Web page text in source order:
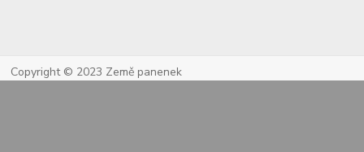
Copyright © 2023 Země panenek